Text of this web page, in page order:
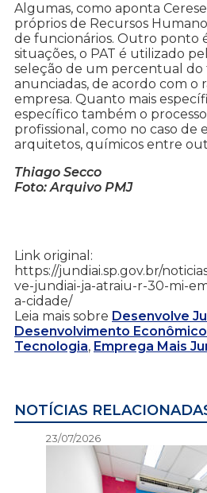
Algumas, como aponta
próprios de Recursos
de funcionários. Outro ponto
situações, o PAT é utilizado
seleção de um percentual do
anunciadas, de acordo com o
empresa. Quanto mais
específico também o
profissional, como no caso de
arquitetos, químicos entre
Thiago Secco
Foto: Arquivo PMJ
Link original:
https://jundiai.sp.gov.br/
ve-jundiai-ja-atraiu-r-30-mi-
a-cidade/
Leia mais sobre Desenvolve
Desenvolvimento
Tecnologia, Emprega Mais
NOTÍCIAS
23/07/2026